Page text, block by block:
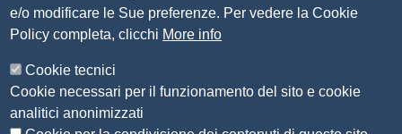
Statuto
CSR Piemonte
AlpMed - le Camere di commercio dell'Euroregione
e/o modificare le Sue preferenze. Per vedere la Cookie
Policy completa, clicchi More info
Cookie tecnici
Cookie necessari per il funzionamento del sito e cookie
analitici anonimizzati